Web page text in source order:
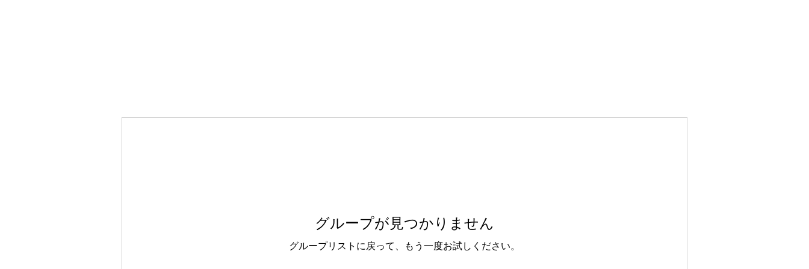
グループが見つかりません
グループリストに戻って、もう一度お試しください。